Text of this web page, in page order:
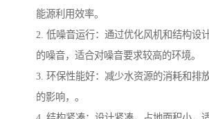
能源利用效率。
2. 低噪音运行：通过优化风机和结构设
的噪音，适合对噪音要求较高的环境。
3. 环保性能好：减少水资源的消耗和排
的影响，。